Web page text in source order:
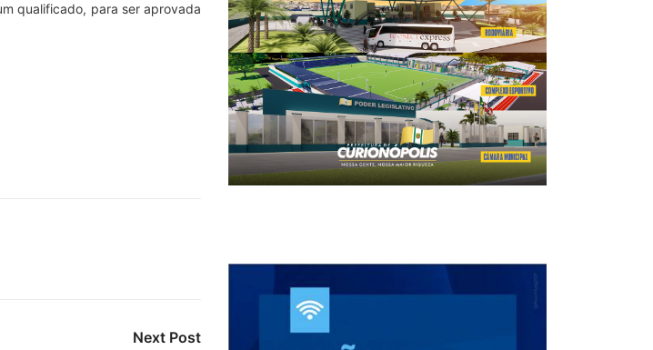
qualificado, para ser aprovada
Next Post